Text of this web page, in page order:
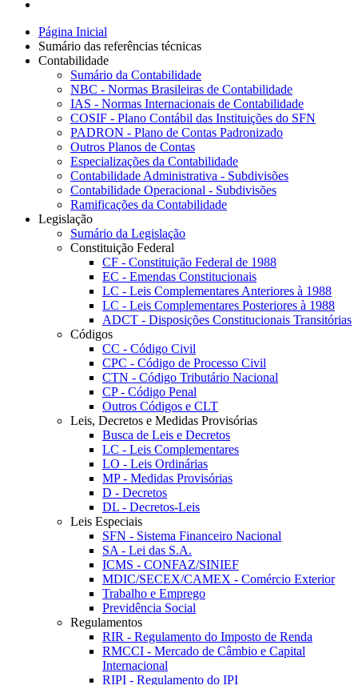
Página Inicial
Sumário das referências técnicas
Contabilidade
Sumário da Contabilidade
NBC - Normas Brasileiras de Contabilidade
IAS - Normas Internacionais de Contabilidade
COSIF - Plano Contábil das Instituições do SFN
PADRON - Plano de Contas Padronizado
Outros Planos de Contas
Especializações da Contabilidade
Contabilidade Administrativa - Subdivisões
Contabilidade Operacional - Subdivisões
Ramificações da Contabilidade
Legislação
Sumário da Legislação
Constituição Federal
CF - Constituição Federal de 1988
EC - Emendas Constitucionais
LC - Leis Complementares Anteriores à 1988
LC - Leis Complementares Posteriores à 1988
ADCT - Disposições Constitucionais Transitórias
Códigos
CC - Código Civil
CPC - Código de Processo Civil
CTN - Código Tributário Nacional
CP - Código Penal
Outros Códigos e CLT
Leis, Decretos e Medidas Provisórias
Busca de Leis e Decretos
LC - Leis Complementares
LO - Leis Ordinárias
MP - Medidas Provisórias
D - Decretos
DL - Decretos-Leis
Leis Especiais
SFN - Sistema Financeiro Nacional
SA - Lei das S.A.
ICMS - CONFAZ/SINIEF
MDIC/SECEX/CAMEX - Comércio Exterior
Trabalho e Emprego
Previdência Social
Regulamentos
RIR - Regulamento do Imposto de Renda
RMCCI - Mercado de Câmbio e Capital
Internacional
RIPI - Regulamento do IPI